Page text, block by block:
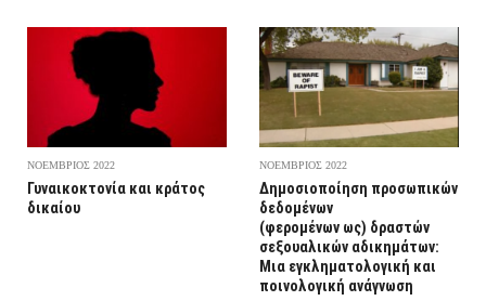
ΝΟΕΜΒΡΙΟΣ 2022
Γυναικοκτονία και κράτος
δικαίου
ΝΟΕΜΒΡΙΟΣ 2022
Δημοσιοποίηση προσωπικών
δεδομένων
(φερομένων ως) δραστών
σεξουαλικών αδικημάτων:
Μια εγκληματολογική και
ποινολογική ανάγνωση